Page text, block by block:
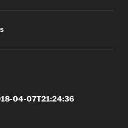
04-07T21:24:36